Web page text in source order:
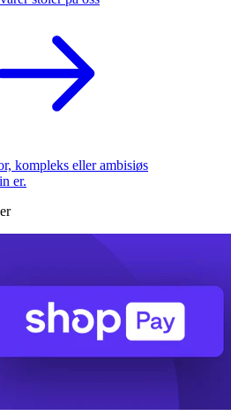
kompleks eller ambisiøs
er.